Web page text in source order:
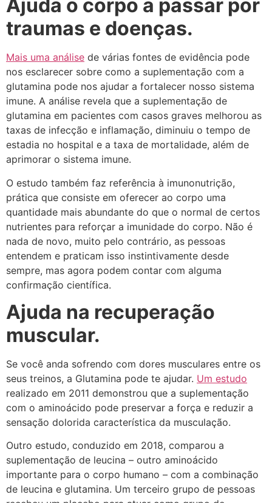
Ajuda o corpo a passar por
traumas e doenças.
Mais uma análise de várias fontes de evidência pode
nos esclarecer sobre como a suplementação com a
glutamina pode nos ajudar a fortalecer nosso sistema
imune. A análise revela que a suplementação de
glutamina em pacientes com casos graves melhorou as
taxas de infecção e inflamação, diminuiu o tempo de
estadia no hospital e a taxa de mortalidade, além de
aprimorar o sistema imune.
O estudo também faz referência à imunonutrição,
prática que consiste em oferecer ao corpo uma
quantidade mais abundante do que o normal de certos
nutrientes para reforçar a imunidade do corpo. Não é
nada de novo, muito pelo contrário, as pessoas
entendem e praticam isso instintivamente desde
sempre, mas agora podem contar com alguma
confirmação científica.
Ajuda na recuperação
muscular.
Se você anda sofrendo com dores musculares entre os
seus treinos, a Glutamina pode te ajudar. Um estudo
realizado em 2011 demonstrou que a suplementação
com o aminoácido pode preservar a força e reduzir a
sensação dolorida característica da musculação.
Outro estudo, conduzido em 2018, comparou a
suplementação de leucina – outro aminoácido
importante para o corpo humano – com a combinação
de leucina e glutamina. Um terceiro grupo de pessoas